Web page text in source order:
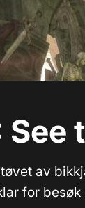
See
av
for besøk